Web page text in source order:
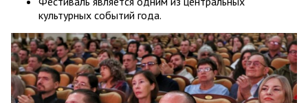
культурных событий года.